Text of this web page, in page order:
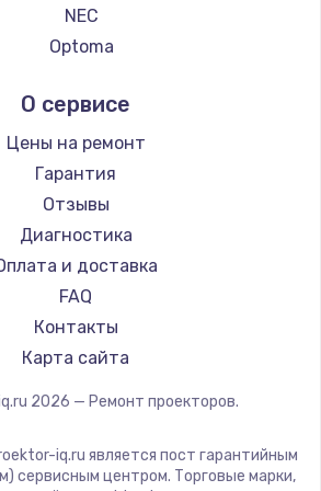
Заказать
1300 руб.
Заказать
Техобслуживание
Заказать
/ подключение / демонтаж
1300 руб.
1400 руб.
NEC
Optoma
Infocus
Barco
Xgimi
Canon
JVC
Casio
Hiper
HITACHI
Panasonic
О сервисе
Цены на ремонт
Гарантия
Отзывы
Диагностика
и доставка
FAQ
Контакты
Карта сайта
2026 — Ремонт проекторов.
iq.ru является пост гарантийным
сервисным центром. Торговые марки,